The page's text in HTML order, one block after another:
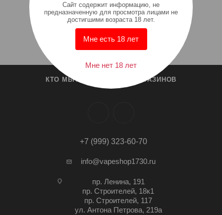
КТО МЫ? СПИСОК МАГАЗИНОВ
+7 (999) 323-60-70
info@vapeshop1730.ru
пр. Ленина, 191
пр. Строителей, 18к1
пр. Строителей, 117
ул. Антона Петрова, 219а
Cайт содержит информацию, не
предназначенную для просмотра лицами не
достигшими возраста 18 лет.
Мне есть 18 лет
Мне нет 18 лет